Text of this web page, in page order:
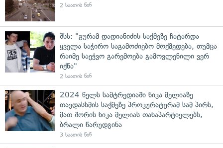
2 საათის წინ
შსს: "გურამ დადიანიძის საქმეზე ჩატარდა
ყველა საჭირო საგამოძიებო მოქმედება, თუმცა
რაიმე საეჭვო გარემოება გამოვლენილი ვერ
იქნა"
2 საათის წინ
2024 წელს სამტრედიაში ნიკა მელიაზე
თავდასხმის საქმეზე პროკურატურამ სამ პირს,
მათ შორის ნიკა მელიას თანაპარტიელებს,
ბრალი წარუდგინა
3 საათის წინ